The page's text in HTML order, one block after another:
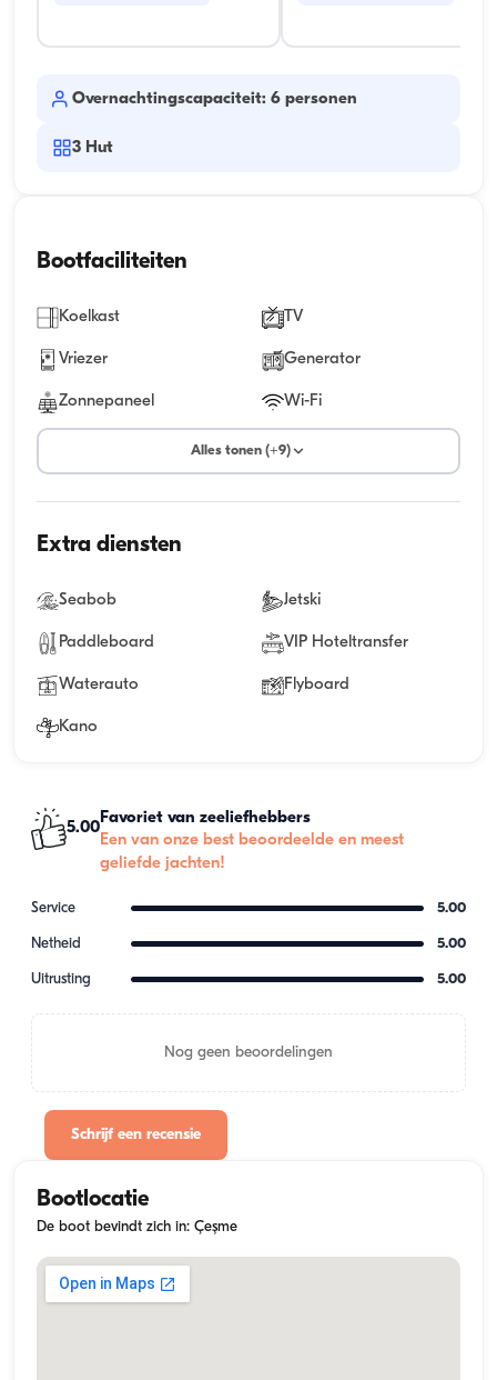
Overnachtingscapaciteit: 6 personen
3 Hut
Bootfaciliteiten
Koelkast TV
Vriezer Generator
Zonnepaneel Wi-Fi
Alles tonen (+9)
Extra diensten
Seabob Jetski
Paddleboard VIP Hoteltransfer
Waterauto Flyboard
Kano
5.00
Favoriet van zeeliefhebbers
Een van onze best beoordeelde en meest
geliefde jachten!
Service 5.00
Netheid 5.00
Uitrusting 5.00
Nog geen beoordelingen
Schrijf een recensie
Bootlocatie
De boot bevindt zich in: Çeşme